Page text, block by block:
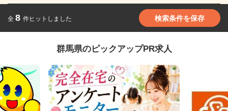
全 8 件ヒットしました 検索条件を保存
群馬県のピックアップPR求人